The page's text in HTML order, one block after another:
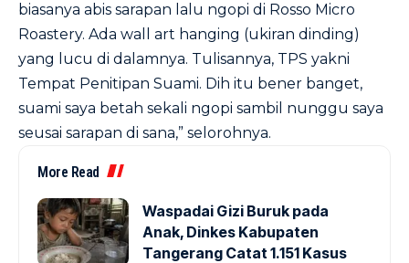
biasanya abis sarapan lalu ngopi di Rosso Micro
Roastery. Ada wall art hanging (ukiran dinding)
yang lucu di dalamnya. Tulisannya, TPS yakni
Tempat Penitipan Suami. Dih itu bener banget,
suami saya betah sekali ngopi sambil nunggu saya
seusai sarapan di sana,” selorohnya.
More Read
Waspadai Gizi Buruk pada
Anak, Dinkes Kabupaten
Tangerang Catat 1.151 Kasus